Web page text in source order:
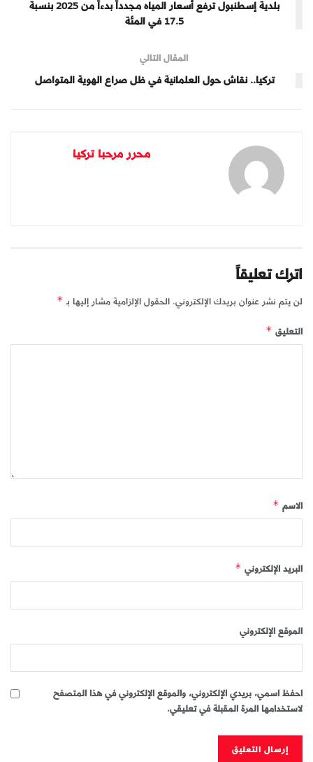
بلدية إسطنبول ترفع أسعار المياه مجدداً بدءاً من 2025 بنسبة
17.5 في المئة
المقال التالي
تركيا.. نقاش حول العلمانية في ظل صراع الهوية المتواصل
محرر مرحبا تركيا
اترك تعليقاً
لن يتم نشر عنوان بريدك الإلكتروني. الحقول الإلزامية مشار إليها بـ *
التعليق *
الاسم *
البريد الإلكتروني *
الموقع الإلكتروني
احفظ اسمي، بريدي الإلكتروني، والموقع الإلكتروني في هذا المتصفح
لاستخدامها المرة المقبلة في تعليقي.